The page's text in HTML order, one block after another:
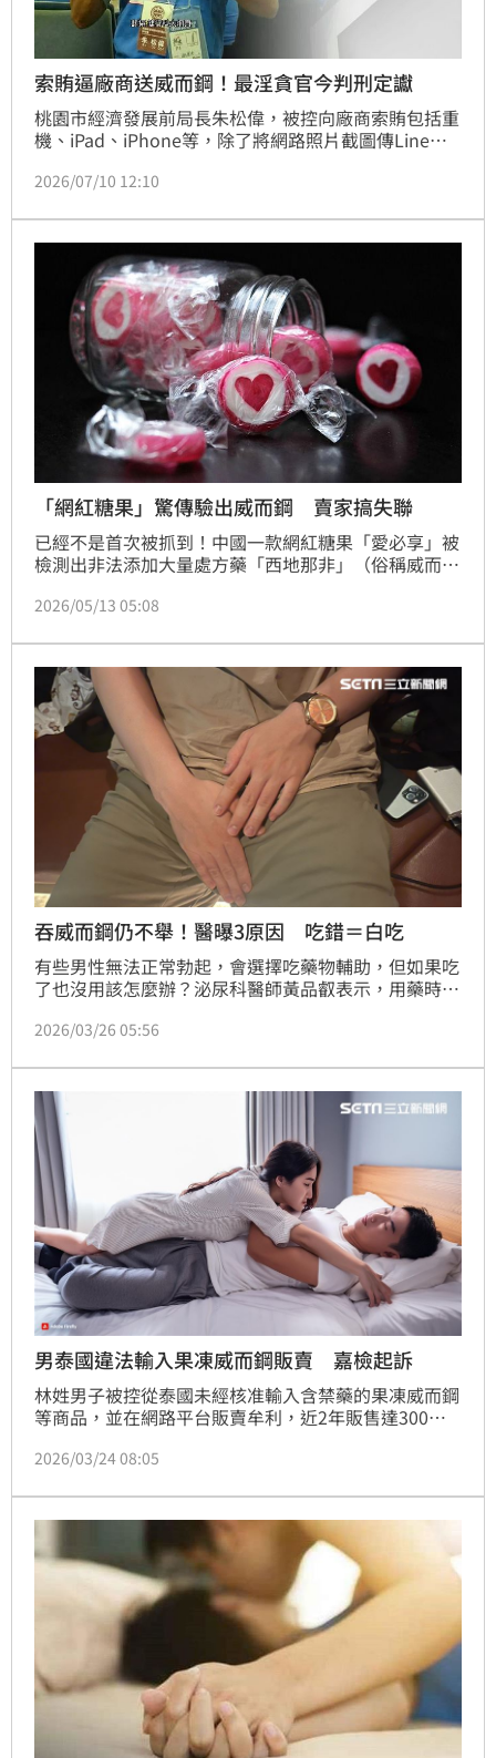
索賄逼廠商送威而鋼！最淫貪官今判刑定讞
桃園市經濟發展前局長朱松偉，被控向廠商索賄包括重
機、iPad、iPhone等，除了將網路照片截圖傳Line給
過，被媒體封為「最淫貪官」。朱松偉被檢方依10個貪
二審，改判刑10年4月，褫奪公權4年。全案上訴最高
法院，今（10日）駁回上訴定讞，朱松偉須入獄服刑。
2026/07/10 12:10
「網紅糖果」驚傳驗出威而鋼 賣家搞失聯
已經不是首次被抓到！中國一款網紅糖果「愛必享」被
檢測出非法添加大量處方藥「西地那非」（俗稱威而
2025年9月就曾遭官方點名通報，但涉事店家疑似為規
2026/05/13 05:08
吞威而鋼仍不舉！醫曝3原因 吃錯＝白吃
有些男性無法正常勃起，會選擇吃藥物輔助，但如果吃
了也沒用該怎麼辦？泌尿科醫師黃品叡表示，用藥時
吃了威而鋼卻沒效果的狀況。
2026/03/26 05:56
男泰國違法輸入果凍威而鋼販賣 嘉檢起訴
林姓男子被控從泰國未經核准輸入含禁藥的果凍威而鋼
等商品，並在網路平台販賣牟利，近2年販售達300萬
訴。
2026/03/24 08:05